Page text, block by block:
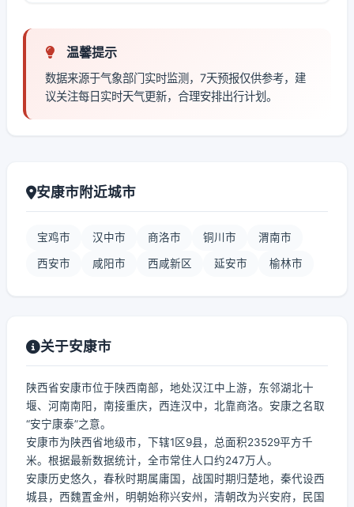
温馨提示
数据来源于气象部门实时监测，7天预报仅供参考，建
议关注每日实时天气更新，合理安排出行计划。
安康市附近城市
宝鸡市 汉中市 商洛市 铜川市 渭南市
西安市 咸阳市 西咸新区 延安市 榆林市
关于安康市
陕西省安康市位于陕西南部，地处汉江中上游，东邻湖北十
堰、河南南阳，南接重庆，西连汉中，北靠商洛。安康之名取
“安宁康泰”之意。
安康市为陕西省地级市，下辖1区9县，总面积23529平方千
米。根据最新数据统计，全市常住人口约247万人。
安康历史悠久，春秋时期属庸国，战国时期归楚地，秦代设西
城县，西魏置金州，明朝始称兴安州，清朝改为兴安府，民国